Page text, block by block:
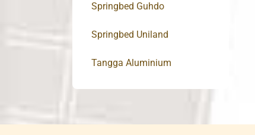
Springbed Guhdo
Springbed Uniland
Tangga Aluminium